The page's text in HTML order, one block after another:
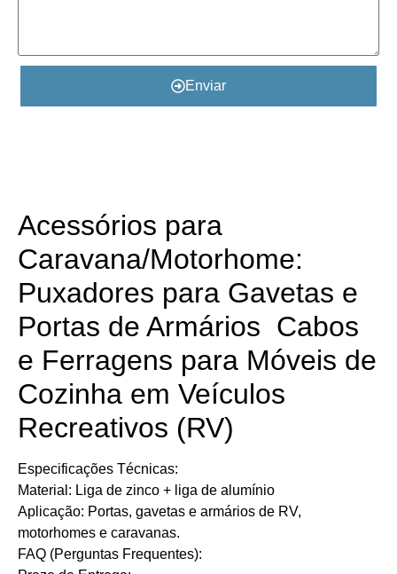
Enviar
​​Acessórios para
Caravana/Motorhome:
Puxadores para Gavetas e
Portas de Armários​​ Cabos
e Ferragens para Móveis de
Cozinha em Veículos
Recreativos (RV)​​
​​Especificações Técnicas:
Material: Liga de zinco + liga de alumínio
Aplicação: Portas, gavetas e armários de RV,
motorhomes e caravanas.
​FAQ (Perguntas Frequentes):